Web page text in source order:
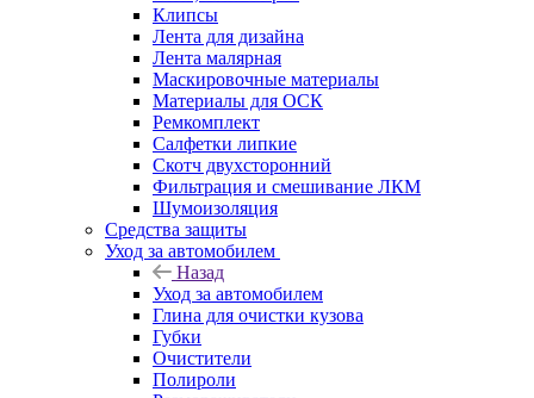
Клипсы
Лента для дизайна
Лента малярная
Маскировочные материалы
Материалы для ОСК
Ремкомплект
Салфетки липкие
Скотч двухсторонний
Фильтрация и смешивание ЛКМ
Шумоизоляция
Средства защиты
Уход за автомобилем
Назад
Уход за автомобилем
Глина для очистки кузова
Губки
Очистители
Полироли